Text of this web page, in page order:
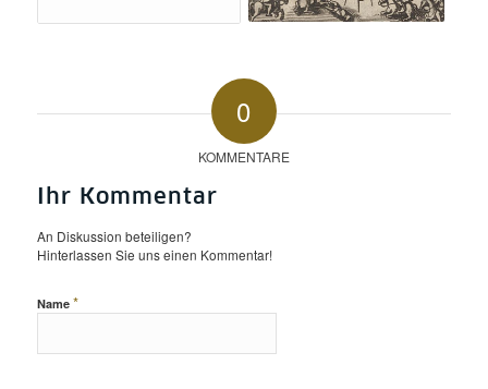
0
KOMMENTARE
Ihr Kommentar
An Diskussion beteiligen?
Hinterlassen Sie uns einen Kommentar!
Name *